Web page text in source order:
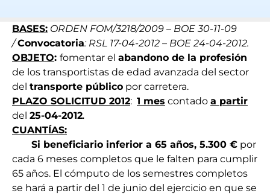
BASES: ORDEN FOM/3218/2009 – BOE 30-11-09
/Convocatoria: RSL 17-04-2012 – BOE 24-04-2012.
OBJETO: fomentar el abandono de la profesión
de los transportistas de edad avanzada del sector
del transporte público por carretera.
PLAZO SOLICITUD 2012: 1 mes contado a partir
del 25-04-2012.
CUANTÍAS:
Si beneficiario inferior a 65 años, 5.300 € por
cada 6 meses completos que le falten para cumplir
65 años. El cómputo de los semestres completos
se hará a partir del 1 de junio del ejercicio en que se